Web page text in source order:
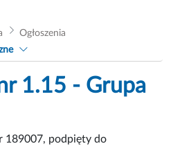
Ogłoszenia
1.15 - Grupa
189007, podpięty do